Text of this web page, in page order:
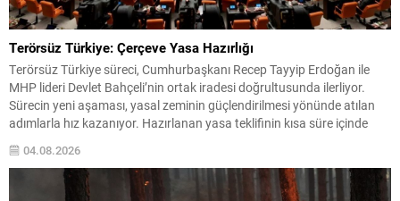
Terörsüz Türkiye: Çerçeve Yasa Hazırlığı
Terörsüz Türkiye süreci, Cumhurbaşkanı Recep Tayyip Erdoğan ile
MHP lideri Devlet Bahçeli’nin ortak iradesi doğrultusunda ilerliyor.
Sürecin yeni aşaması, yasal zeminin güçlendirilmesi yönünde atılan
adımlarla hız kazanıyor. Hazırlanan yasa teklifinin kısa süre içinde
teklifin, toplumsal dayanışma ve bütünleşmeyi hedeflediği
vurgulanıyor. Çerçeve Yasa ve...
04.08.2026